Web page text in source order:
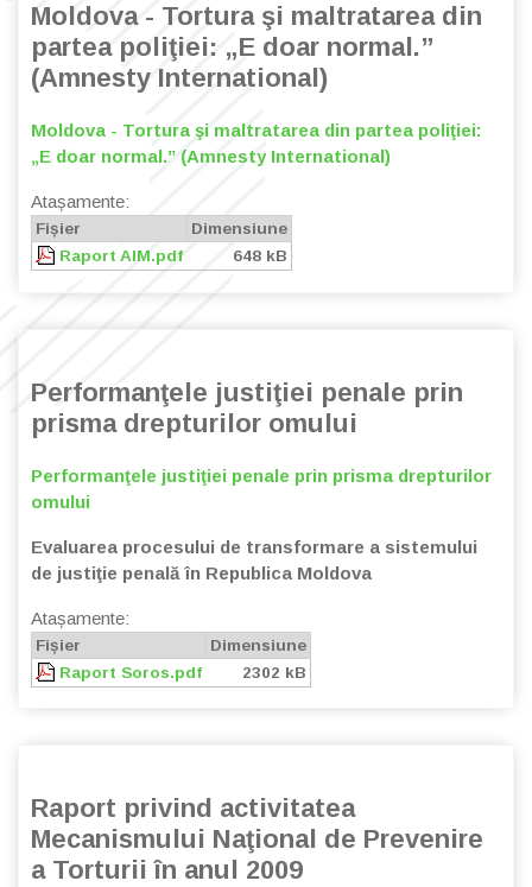
Moldova - Tortura şi maltratarea din
partea poliţiei: „E doar normal.”
(Amnesty International)
Moldova - Tortura şi maltratarea din partea poliţiei:
„E doar normal.” (Amnesty International)
Atașamente:
Fișier
Dimensiune
Raport AIM.pdf
648 kB
Performanţele justiţiei penale prin
prisma drepturilor omului
Performanţele justiţiei penale prin prisma drepturilor
omului
Evaluarea procesului de transformare a sistemului
de justiţie penală în Republica Moldova
Atașamente:
Fișier
Dimensiune
Raport Soros.pdf
2302 kB
Raport privind activitatea
Mecanismului Naţional de Prevenire
a Torturii în anul 2009